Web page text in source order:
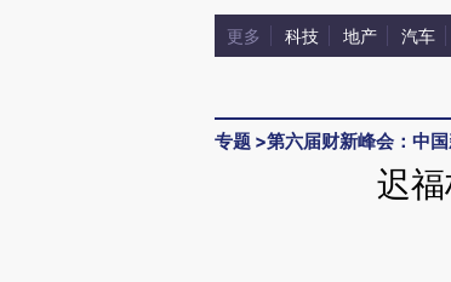
更多 科技 地产 汽车
专题 >第六届财新峰会：中
迟